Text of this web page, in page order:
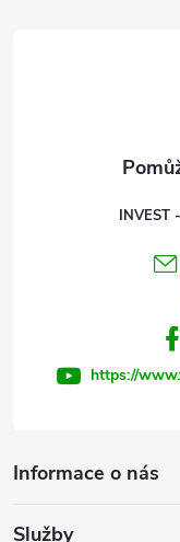
Informace o nás
Služby
INVEST
https://